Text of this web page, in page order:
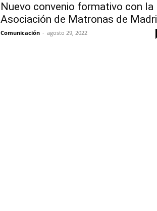
Nuevo convenio formativo con la
Asociación de Matronas de
Comunicación - agosto 29, 2022